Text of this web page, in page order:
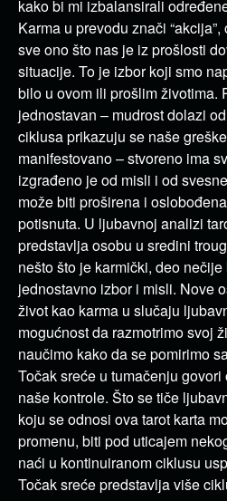
kako bi mi izbalansirali
Karma u prevodu znači
sve ono što nas je iz prošlosti
situacije. To je izbor koji smo
bilo u ovom ili prošlim životima.
jednostavan – mudrost dolazi
ciklusa prikazuju se naše
manifestovano – stvoreno ima
izgrađeno je od misli i od
može biti proširena i
potisnuta. U ljubavnoj analizi
predstavlja osobu u sredini
nešto što je karmički, deo
jednostavno izbor i misli. Nove
život kao karma u slučaju
mogućnost da razmotrimo svoj
naučimo kako da se pomirimo
Točak sreće u tumačenju
naše kontrole. Što se tiče
koju se odnosi ova tarot karta
promenu, biti pod uticajem
naći u kontinuiranom ciklusu
Točak sreće predstavlja više